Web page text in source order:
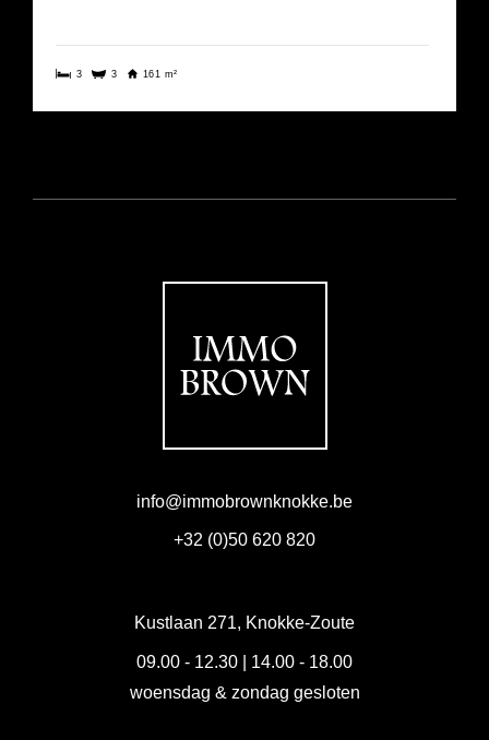
3 3 161 m²
info@immobrownknokke.be
+32 (0)50 620 820
Kustlaan 271, Knokke-Zoute
09.00 - 12.30 | 14.00 - 18.00
woensdag & zondag gesloten